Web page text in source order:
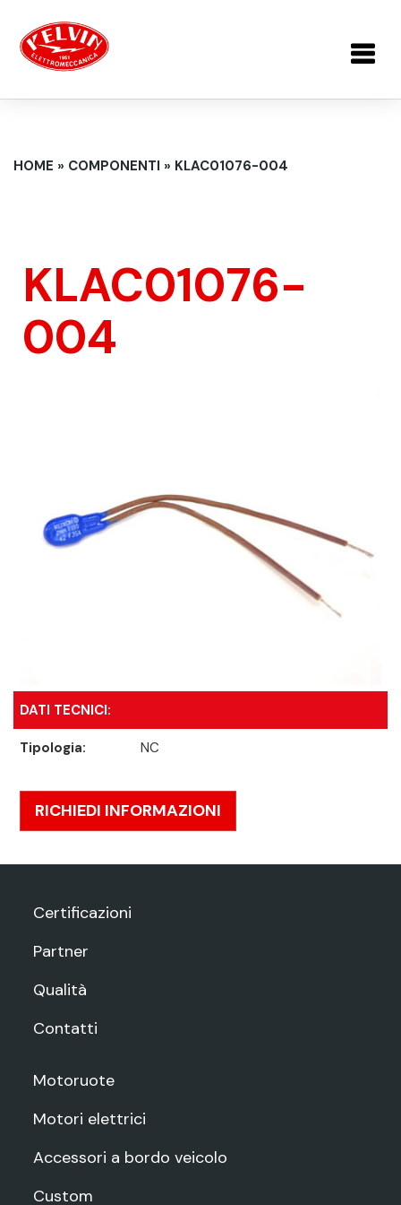
TU SEI QUI
HOME » COMPONENTI » KLAC01076-004
KLAC01076-
004
DATI TECNICI:
Tipologia: NC
RICHIEDI INFORMAZIONI
Certificazioni
Partner
Qualità
Contatti
Motoruote
Motori elettrici
Accessori a bordo veicolo
Custom